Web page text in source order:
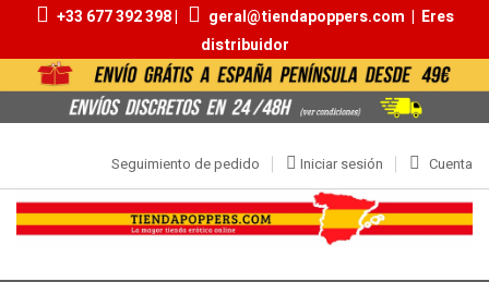
+33 677 392 398 | geral@tiendapoppers.com | Eres
distribuidor
Cuenta
Iniciar sesión
Seguimiento de pedido